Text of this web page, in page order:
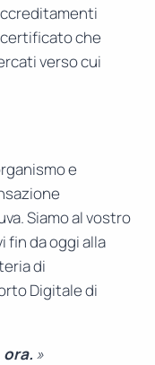
certificato che
verso cui
e
Siamo al vostro
fin da oggi alla
di
Digitale di
ora. »